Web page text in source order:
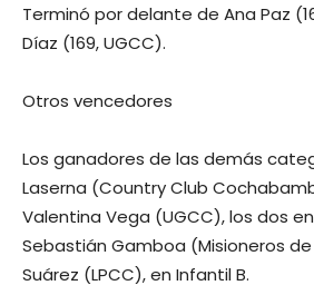
Terminó por delante de Ana Paz
Díaz (169, UGCC).
Otros vencedores
Los ganadores de las demás
Laserna (Country Club
Valentina Vega (UGCC), los dos
Sebastián Gamboa (Misioneros de
Suárez (LPCC), en Infantil B.